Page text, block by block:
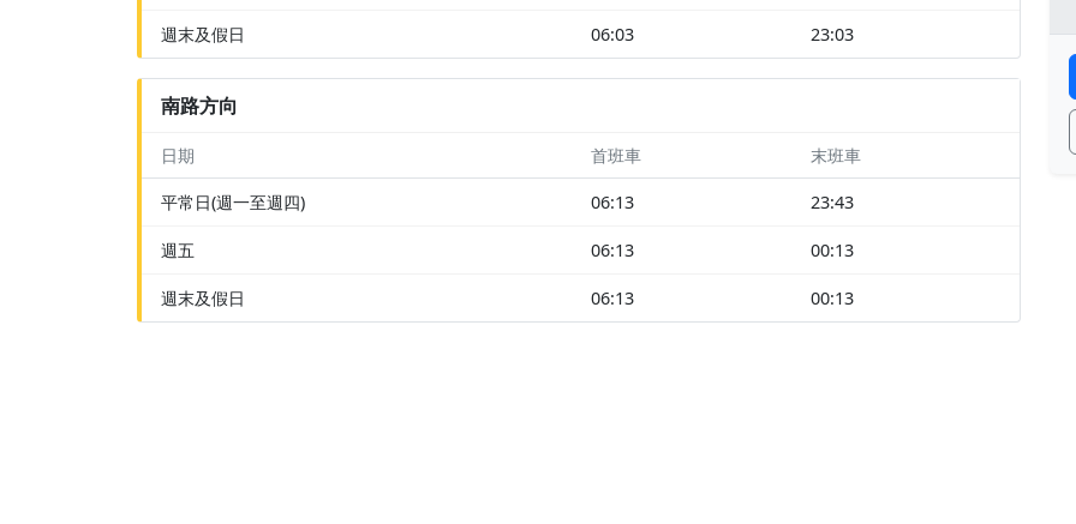
週末及假日 06:03 23:03
南路方向
日期 首班車 末班車
平常日(週一至週四) 06:13 23:43
週五 06:13 00:13
週末及假日 06:13 00:13